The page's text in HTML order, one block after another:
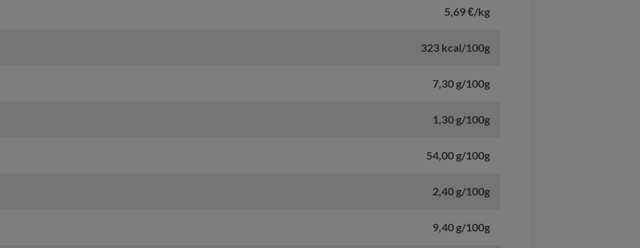
5,69 €/kg
323 kcal/100g
7,30 g/100g
1,30 g/100g
54,00 g/100g
2,40 g/100g
9,40 g/100g